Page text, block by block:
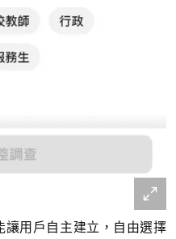
用戶自主建立，自由選擇